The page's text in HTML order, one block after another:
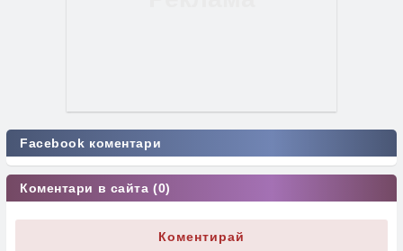
Facebook коментари
Коментари в сайта (0)
Коментирай